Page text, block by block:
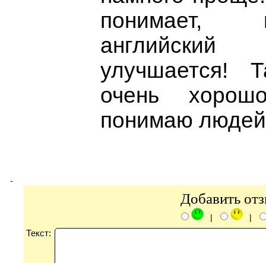
понимает,
улучшается!
очень
понимаю
-
Добавить
| |
Текст: